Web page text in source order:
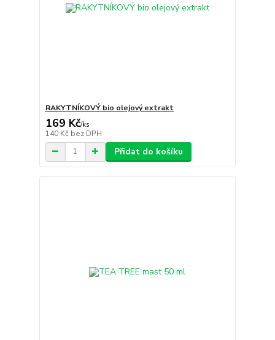
RAKYTNÍKOVÝ bio olejový extrakt
169 Kč/ks
140 Kč bez DPH
Přidat do košíku